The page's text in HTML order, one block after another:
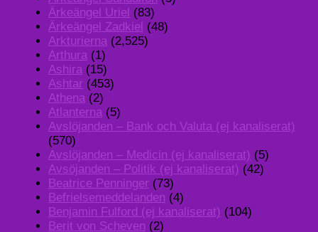
Ärkeängel Uriel (83)
Ärkeängel Zadkiel (48)
Arkturierna (2,525)
Arthura (1)
Ashira (15)
Ashtar (453)
Athena (2)
Atlanterna (5)
Avslöjanden – Bank och Valuta (ej kanaliserat)
(570)
Avslöjanden – Medicin (ej kanaliserat) (5)
Avsöjanden – Politik (ej kanaliserat) (42)
Beatrice Penninger (73)
Befrielsemeddelanden (4)
Benjamin Fulford (ej kanaliserat) (104)
Berit von Scheven (2)